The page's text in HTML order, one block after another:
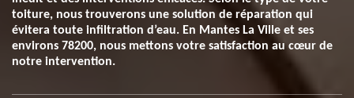
toiture, nous trouverons une solution de réparation qui
évitera toute infiltration d’eau. En Mantes La Ville et ses
environs 78200, nous mettons votre satisfaction au cœur de
notre intervention.